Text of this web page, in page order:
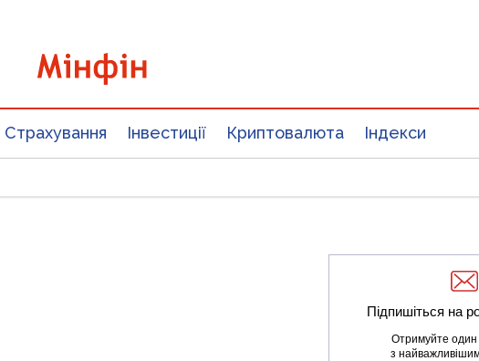
Страхування Інвестиції Криптовалюта Індекси
Підпишіться на
Отримуйте один
з